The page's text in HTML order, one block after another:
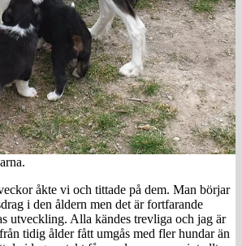
åkte vi och tittade på dem. Man börjar
i den åldern men det är fortfarande
utveckling. Alla kändes trevliga och jag är
tidig ålder fått umgås med fler hundar än